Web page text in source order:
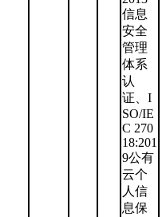
信息
安全
管理
体系
认
证、I
SO/IE
C 270
18:201
9公有
云个
人信
息保